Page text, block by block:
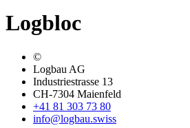
Logbloc
©
Logbau AG
Industriestrasse 13
CH-7304 Maienfeld
+41 81 303 73 80
info@logbau.swiss